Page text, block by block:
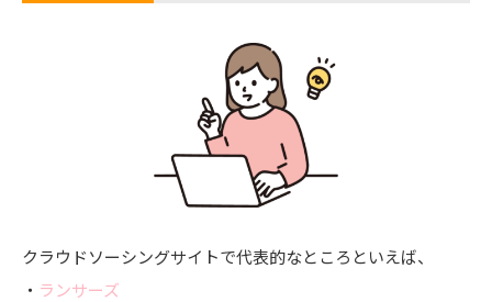
クラウドソーシングサイトで代表的なところといえば、
・ ランサーズ